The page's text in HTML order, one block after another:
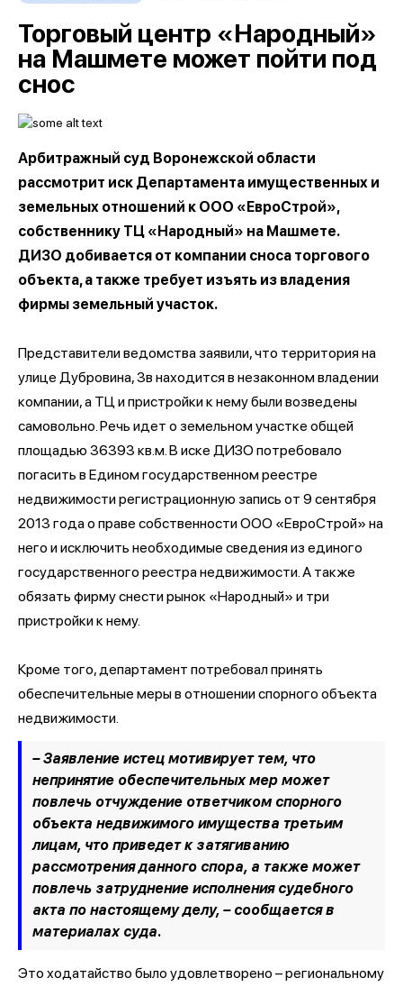
Торговый центр «Народный»
на Машмете может пойти под
снос
Арбитражный суд Воронежской области
рассмотрит иск Департамента имущественных и
земельных отношений к ООО «ЕвроСтрой»,
собственнику ТЦ «Народный» на Машмете.
ДИЗО добивается от компании сноса торгового
объекта, а также требует изъять из владения
фирмы земельный участок.
Представители ведомства заявили, что территория на
улице Дубровина, 3в находится в незаконном владении
компании, а ТЦ и пристройки к нему были возведены
самовольно. Речь идет о земельном участке общей
площадью 36393 кв.м. В иске ДИЗО потребовало
погасить в Едином государственном реестре
недвижимости регистрационную запись от 9 сентября
2013 года о праве собственности ООО «ЕвроСтрой» на
него и исключить необходимые сведения из единого
государственного реестра недвижимости. А также
обязать фирму снести рынок «Народный» и три
пристройки к нему.
Кроме того, департамент потребовал принять
обеспечительные меры в отношении спорного объекта
недвижимости.
– Заявление истец мотивирует тем, что
непринятие обеспечительных мер может
повлечь отчуждение ответчиком спорного
объекта недвижимого имущества третьим
лицам, что приведет к затягиванию
рассмотрения данного спора, а также может
повлечь затруднение исполнения судебного
акта по настоящему делу, –сообщается в
материалах суда.
Это ходатайство было удовлетворено – региональному